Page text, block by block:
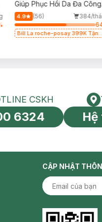
Giúp Phục Hồi Da Đa Công
Dụng 100ml
4.9 (56)
384/
Bill La roche-posay 399K Tặng
toàn cầu
HOTLINE CSKH
CSKH
6324
CẬP NHẬT